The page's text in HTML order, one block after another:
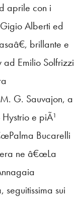
aprile con i
Alberti ed
brillante e
Emilio Solfrizzi
G. Sauvajon, a
e piÃ¹
Bucarelli
ne â€œLa
sui